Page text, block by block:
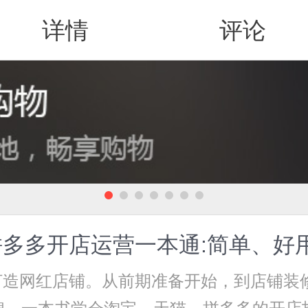
详情 评论
多开店运营一本通:简单、好
网红店铺。从前期准备开始，到店铺